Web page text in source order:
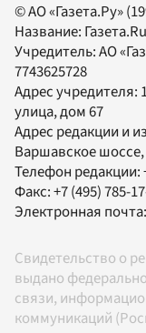
© АО «Газета.Ру»
Название: Газета.Ru
Учредитель:АО
7743625728
Адрес учредителя:
улица, дом 67
Адрес редакции и
Варшавское шоссе,
Телефон редакции:
Факс:+7 (495) 785-
Электронная почта:
Свидетельство о
выдано
связи,
коммуникаций